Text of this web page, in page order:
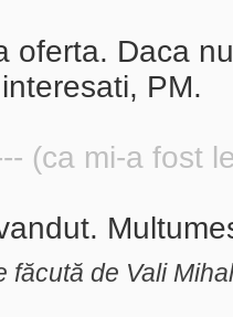
oferta. Daca
PM.
(ca mi-a fost
făcută de Vali